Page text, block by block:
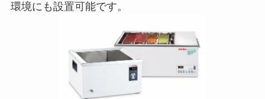
環境にも設置可能です。